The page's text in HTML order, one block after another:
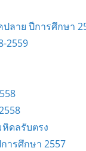
ลาย ปีการศึกษา
2559
ดลรับตรง
ารศึกษา 2557